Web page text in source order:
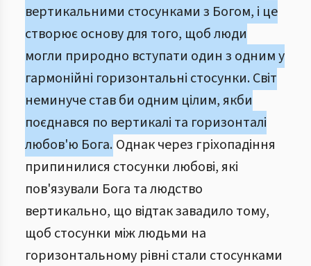
вертикальними стосунками з Богом, і це
створює основу для того, щоб люди
могли природно вступати один з одним у
гармонійні горизонтальні стосунки. Світ
неминуче став би одним цілим, якби
поєднався по вертикалі та горизонталі
любов'ю Бога. Однак через гріхопадіння
припинилися стосунки любові, які
пов'язували Бога та людство
вертикально, що відтак завадило тому,
щоб стосунки між людьми на
горизонтальному рівні стали стосунками